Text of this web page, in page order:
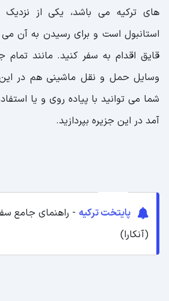
های ترکیه می باشد، یکی از نزدیک
استانبول است و برای رسیدن به آن می
قایق اقدام به سفر کنید. مانند تمام
وسایل حمل و نقل ماشینی هم در
شما می توانید با پیاده روی و یا
آمد در این جزیره بپردازید.
پایتخت ترکیه - راهنمای جامع
(آنکارا)